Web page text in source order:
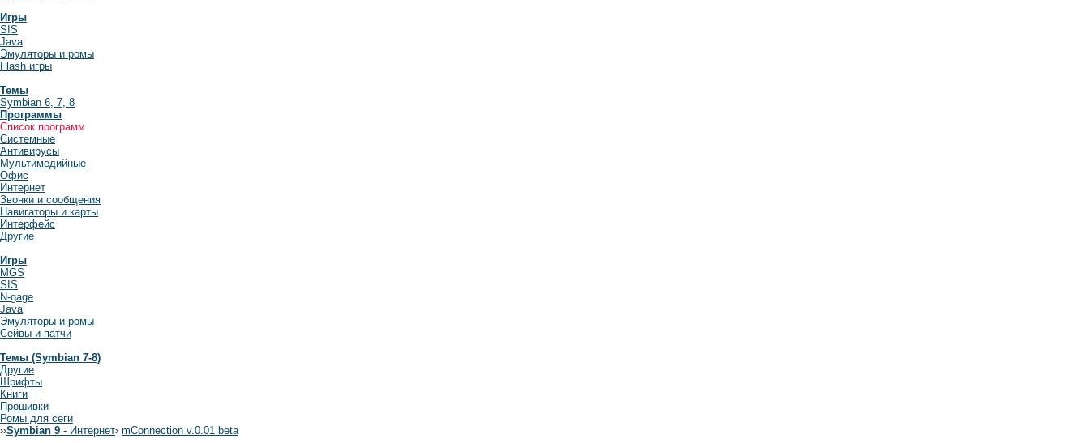
Игры
SIS
Java
Эмуляторы и ромы
Flash игры
Темы
Symbian 6, 7, 8
Программы
Список программ
Системные
Антивирусы
Мультимедийные
Офис
Интернет
Звонки и сообщения
Навигаторы и карты
Интерфейс
Другие
Игры
MGS
SIS
N-gage
Java
Эмуляторы и ромы
Сейвы и патчи
Темы (Symbian 7-8)
Другие
Шрифты
Книги
Прошивки
Ромы для сеги
››Symbian 9 - Интернет› mConnection v.0.01 beta